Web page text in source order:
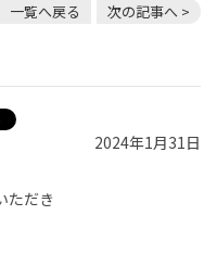
一覧へ戻る 次の記事へ >
2024年1月31日
ただき